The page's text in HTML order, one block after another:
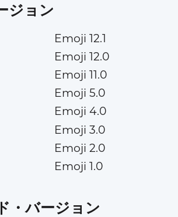
ジョン
Emoji 12.1
Emoji 12.0
Emoji 11.0
Emoji 5.0
Emoji 4.0
Emoji 3.0
Emoji 2.0
Emoji 1.0
・バージョン